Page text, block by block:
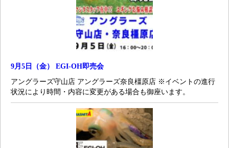
9月5日（金） EGI-OH即売会
アングラーズ守山店 アングラーズ奈良橿原店 ※イベントの進行
状況により時間・内容に変更がある場合も御座います。